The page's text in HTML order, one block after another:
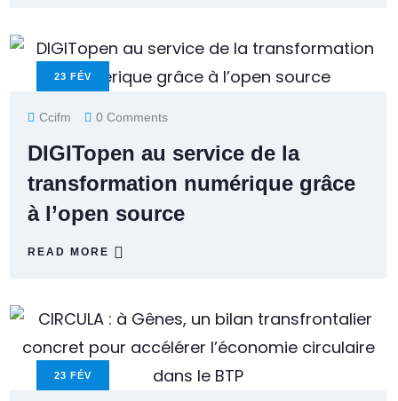
23 FÉV
Ccifm 0 Comments
DIGITopen au service de la
transformation numérique grâce
à l’open source
READ MORE
23 FÉV